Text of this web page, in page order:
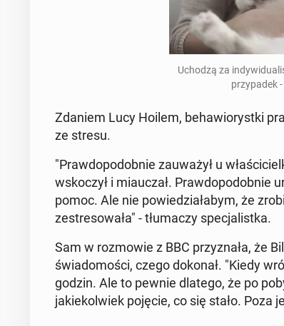
Uchodzą za
przy­pa­dek
Zdaniem Lucy Hoilem, be­ha­wio­ryst­ki
ze stresu.
"Praw­do­po­dob­nie za­uwa­żył u
wsko­czył i miau­czał. Praw­do­po­dob­nie
pomoc. Ale nie po­wie­dzia­ła­bym, że
ze­stre­so­wa­ła" - tłu­ma­czy spe­cja­list­ka.
Sam w roz­mo­wie z BBC przy­zna­ła, że
świa­do­mo­ści, czego dokonał. "Kiedy
godzin. Ale to pewnie dlatego, że po
ja­kie­kol­wiek pojęcie, co się stało. Poza